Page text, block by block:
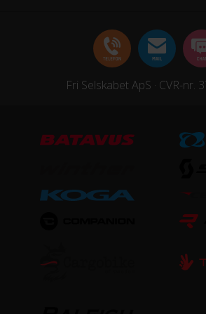
Schwalbe ONE V-Guard - 700x28C
Hjulstørrelse
Addict RC Disc HMX SL - Road Race
Fri Selskabet ApS · CVR-nr.